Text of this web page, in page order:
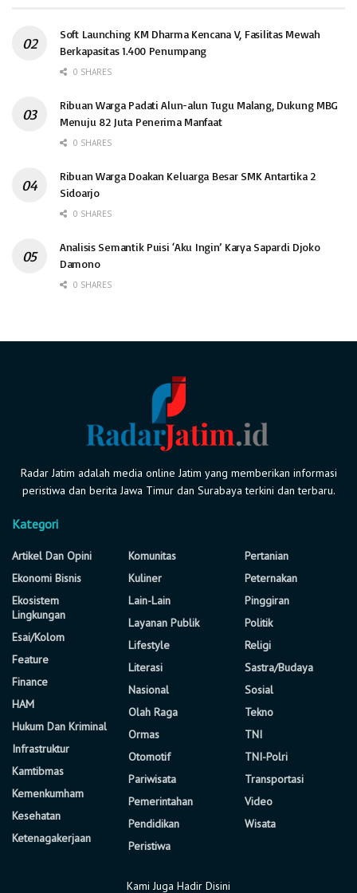
Soft Launching KM Dharma Kencana V, Fasilitas Mewah
Berkapasitas 1.400 Penumpang
0 SHARES
Ribuan Warga Padati Alun-alun Tugu Malang, Dukung MBG
Menuju 82 Juta Penerima Manfaat
0 SHARES
Ribuan Warga Doakan Keluarga Besar SMK Antartika 2
Sidoarjo
0 SHARES
Analisis Semantik Puisi ‘Aku Ingin’ Karya Sapardi Djoko
Damono
0 SHARES
Radar Jatim adalah media online Jatim yang memberikan informasi
peristiwa dan berita Jawa Timur dan Surabaya terkini dan terbaru.
Kategori
Artikel Dan Opini
Ekonomi Bisnis
Ekosistem
Lingkungan
Esai/Kolom
Feature
Finance
HAM
Hukum Dan Kriminal
Infrastruktur
Kamtibmas
Kemenkumham
Kesehatan
Ketenagakerjaan
Komunitas
Kuliner
Lain-Lain
Layanan Publik
Lifestyle
Literasi
Nasional
Olah Raga
Ormas
Otomotif
Pariwisata
Pemerintahan
Pendidikan
Peristiwa
Pertanian
Peternakan
Pinggiran
Politik
Religi
Sastra/Budaya
Sosial
Tekno
TNI
TNI-Polri
Transportasi
Video
Wisata
Kami Juga Hadir Disini